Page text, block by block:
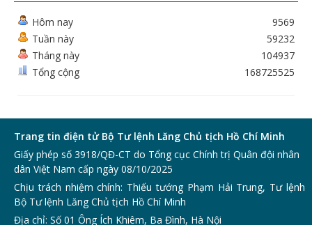
Hôm nay
Tuần này
Tháng này
Tổng cộng
9569
59232
104937
168725525
Trang tin điện tử Bộ Tư lệnh Lăng Chủ tịch Hồ Chí Minh
Giấy phép số 3918/QĐ-CT do Tổng cục Chính trị Quân đội nhân
dân Việt Nam cấp ngày 08/10/2025
Chịu trách nhiệm chính: Thiếu tướng Phạm Hải Trung, Tư lệnh
Bộ Tư lệnh Lăng Chủ tịch Hồ Chí Minh
Địa chỉ: Số 01 Ông Ích Khiêm, Ba Đình, Hà Nội